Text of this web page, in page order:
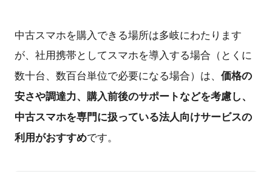
中古スマホを購入できる場所は多岐にわたります
が、社用携帯としてスマホを導入する場合（とくに
数十台、数百台単位で必要になる場合）は、 価格の
安さや調達力、購入前後のサポートなどを考慮し、
中古スマホを専門に扱っている法人向けサービスの
利用がおすすめです。